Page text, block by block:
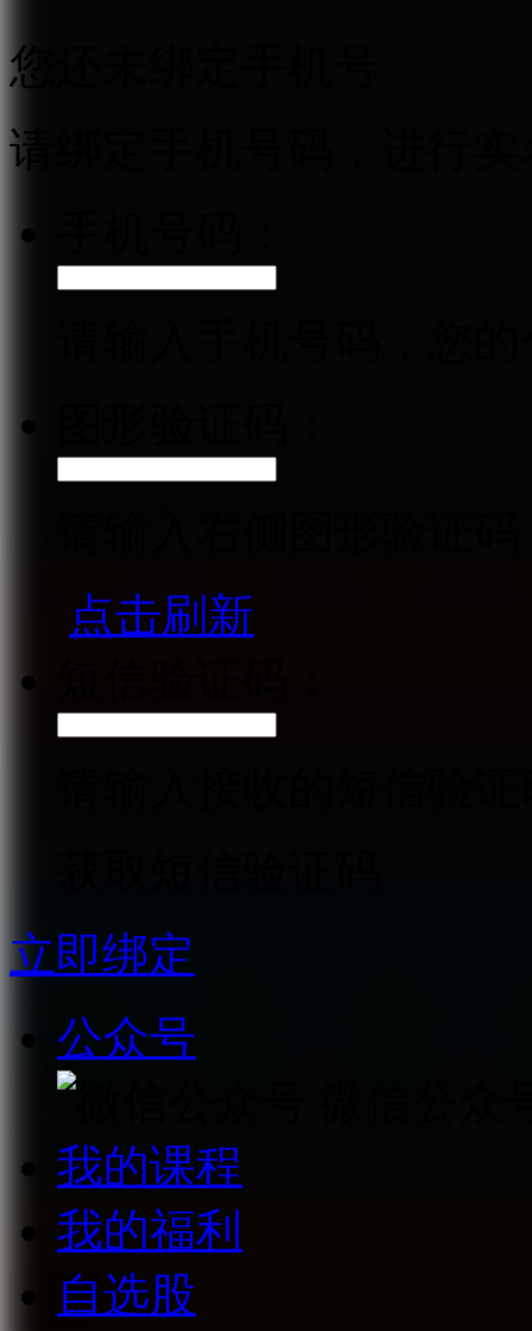
您还未绑定手机号
请绑定手机号码，进行
点击刷新
立即绑定
公众号
我的课程
我的福利
自选股